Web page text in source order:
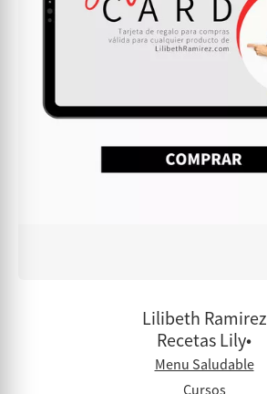
Lilibeth Ramirez
Recetas Lily•
Menu Saludable
Cursos